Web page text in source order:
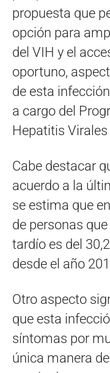
propuesta que
opción para
del VIH y el
oportuno,
de esta
a cargo del
Hepatitis
Cabe destacar
acuerdo a la
se estima que
de personas
tardío es del
desde el año
Otro aspecto
que esta
síntomas por
única manera